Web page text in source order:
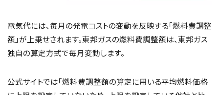
電気代には、毎月の発電コストの変動を反映する「燃料費調整
額」が上乗せされます。東邦ガスの燃料費調整額は、東邦ガス
独自の算定方式で毎月変動します。
公式サイトでは「燃料費調整額の算定に用いる平均燃料価格